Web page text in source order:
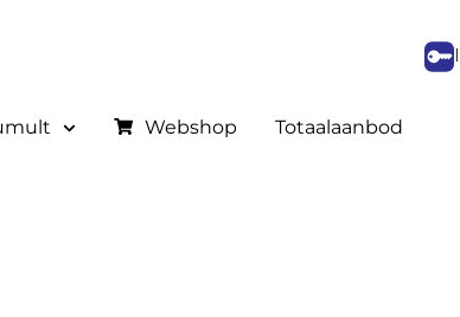
Webshop Totaalaanbod